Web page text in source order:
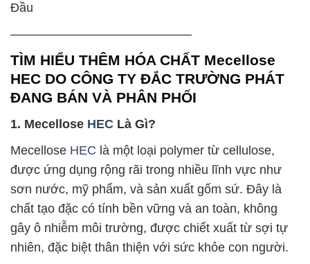
Đầu
——————————————–
TÌM HIỂU THÊM HÓA CHẤT Mecellose
HEC DO CÔNG TY ĐẮC TRƯỜNG PHÁT
ĐANG BÁN VÀ PHÂN PHỐI
1. Mecellose HEC Là Gì?
Mecellose HEC là một loại polymer từ cellulose,
được ứng dụng rộng rãi trong nhiều lĩnh vực như
sơn nước, mỹ phẩm, và sản xuất gốm sứ. Đây là
chất tạo đặc có tính bền vững và an toàn, không
gây ô nhiễm môi trường, được chiết xuất từ sợi tự
nhiên, đặc biệt thân thiện với sức khỏe con người.